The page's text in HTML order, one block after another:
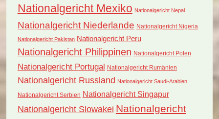
Nationalgericht Mexiko Nationalgericht Nepal
Nationalgericht Niederlande Nationalgericht Nigeria
Nationalgericht Pakistan Nationalgericht Peru
Nationalgericht Philippinen Nationalgericht Polen
Nationalgericht Portugal Nationalgericht Rumänien
Nationalgericht Russland Nationalgericht Saudi-Arabien
Nationalgericht Serbien Nationalgericht Singapur
Nationalgericht Slowakei Nationalgericht